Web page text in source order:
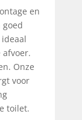
en
Onze
voor
toilet.